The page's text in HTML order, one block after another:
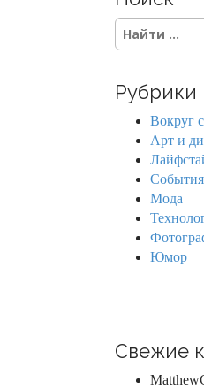
S
c
Рубрики
Вокруг
Арт и
События
Мода
Юмор
Свежие